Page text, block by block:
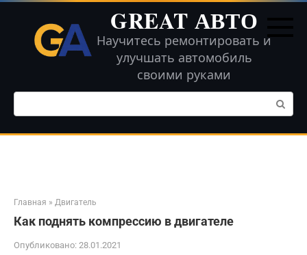
Перейти
контенту
GREAT АВТО
Научитесь ремонтировать и
улучшать автомобиль
своими руками
Поиск:
Главная » Двигатель
Как поднять компрессию в двигателе
Опубликовано: 28.01.2021